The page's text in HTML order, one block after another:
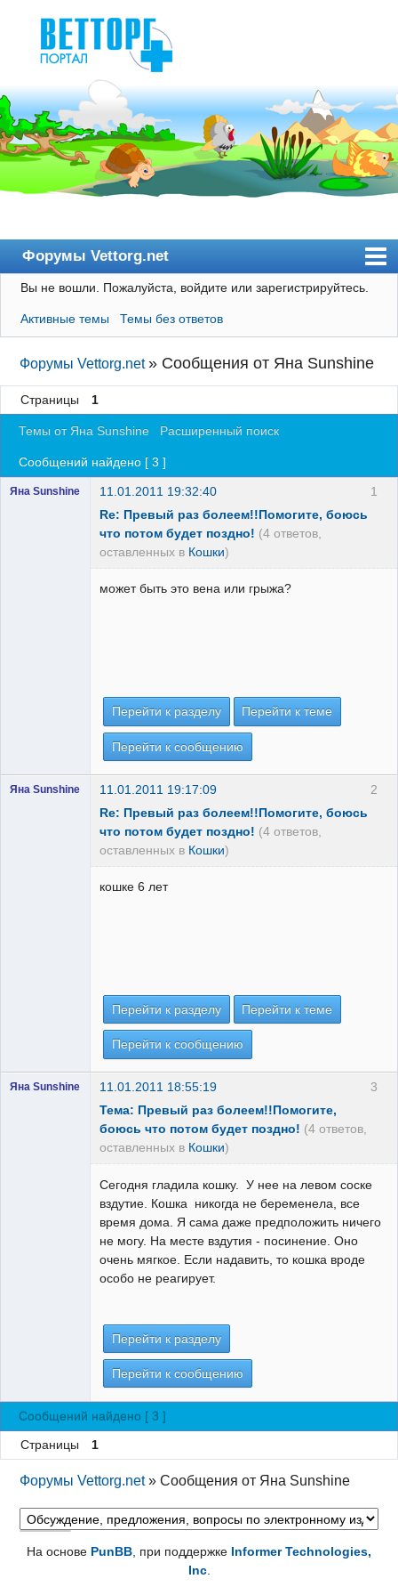
Форумы Vettorg.net
Главная
Пользователи
Правила
Поиск
Регистрация
Вход
Вы не вошли. Пожалуйста, войдите или зарегистрируйтесь.
Активные темы Темы без ответов
Форумы Vettorg.net » Сообщения от Яна Sunshine
Страницы 1
Темы от Яна Sunshine Расширенный поиск
Сообщений найдено [ 3 ]
1
Яна Sunshine
11.01.2011 19:32:40
Re: Превый раз болеем!!Помогите, боюсь
что потом будет поздно! (4 ответов,
оставленных в Кошки)
может быть это вена или грыжа?
Перейти к разделу Перейти к теме
Перейти к сообщению
2
Яна Sunshine
11.01.2011 19:17:09
Re: Превый раз болеем!!Помогите, боюсь
что потом будет поздно! (4 ответов,
оставленных в Кошки)
кошке 6 лет
Перейти к разделу Перейти к теме
Перейти к сообщению
3
Яна Sunshine
11.01.2011 18:55:19
Тема: Превый раз болеем!!Помогите,
боюсь что потом будет поздно! (4 ответов,
оставленных в Кошки)
Сегодня гладила кошку. У нее на левом соске
вздутие. Кошка никогда не беременела, все
время дома. Я сама даже предположить ничего
не могу. На месте вздутия - посинение. Оно
очень мягкое. Если надавить, то кошка вроде
особо не реагирует.
Перейти к разделу
Перейти к сообщению
Сообщений найдено [ 3 ]
Страницы 1
Форумы Vettorg.net »Сообщения от Яна Sunshine
На основе PunBB , при поддержке Informer Technologies,
Inc.